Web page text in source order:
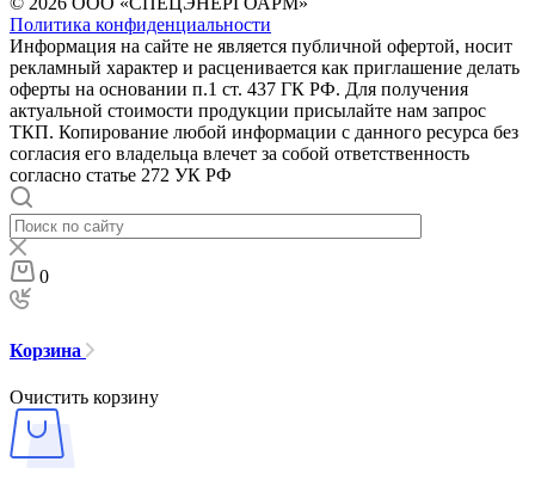
Политика конфиденциальности
Информация на сайте не является публичной офертой, носит
рекламный характер и расценивается как приглашение делать
оферты на основании п.1 ст. 437 ГК РФ. Для получения
актуальной стоимости продукции присылайте нам запрос
ТКП. Копирование любой информации с данного ресурса без
согласия его владельца влечет за собой ответственность
согласно статье 272 УК РФ
0
Корзина
Очистить корзину